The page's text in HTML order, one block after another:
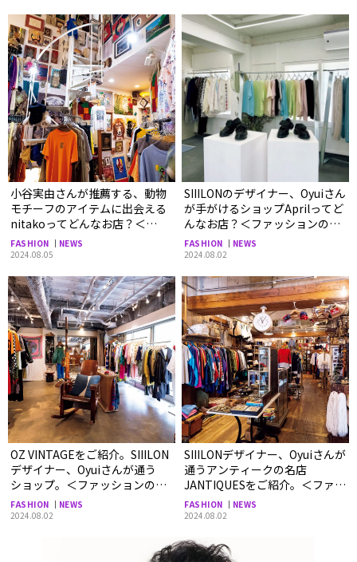
小谷実由さんが推薦する、動物
モチーフのアイテムに出会える
nitakoってどんなお店？＜
ファッションのプロが選ぶ、
とっておきの古着屋＞
FASHION
NEWS
2024.08.05
SIIILONのデザイナー、Oyuiさん
が手がけるショップAprilってど
んなお店？＜ファッションのプ
ロが選ぶ、とっておきの古着屋
＞
FASHION
NEWS
2024.08.02
OZ VINTAGEをご紹介。SIIILON
デザイナー、Oyuiさんが通う
ショップ。＜ファッションのプ
ロが選ぶ、とっておきの古着屋
＞
FASHION
NEWS
2024.08.02
SIIILONデザイナー、Oyuiさんが
通うアンティークの名店
JANTIQUESをご紹介。＜ファッ
ションのプロが選ぶ、とってお
きの古着屋＞
FASHION
NEWS
2024.08.02